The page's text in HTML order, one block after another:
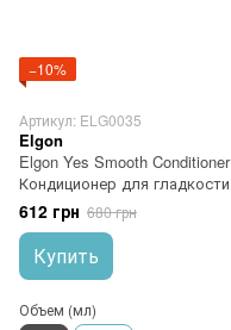
−10%
Артикул: ELG0035
Elgon
Elgon Yes Smooth Conditioner
Кондиционер для гладкости
волос 250 мл
612 грн 680 грн
Купить
Объем (мл)